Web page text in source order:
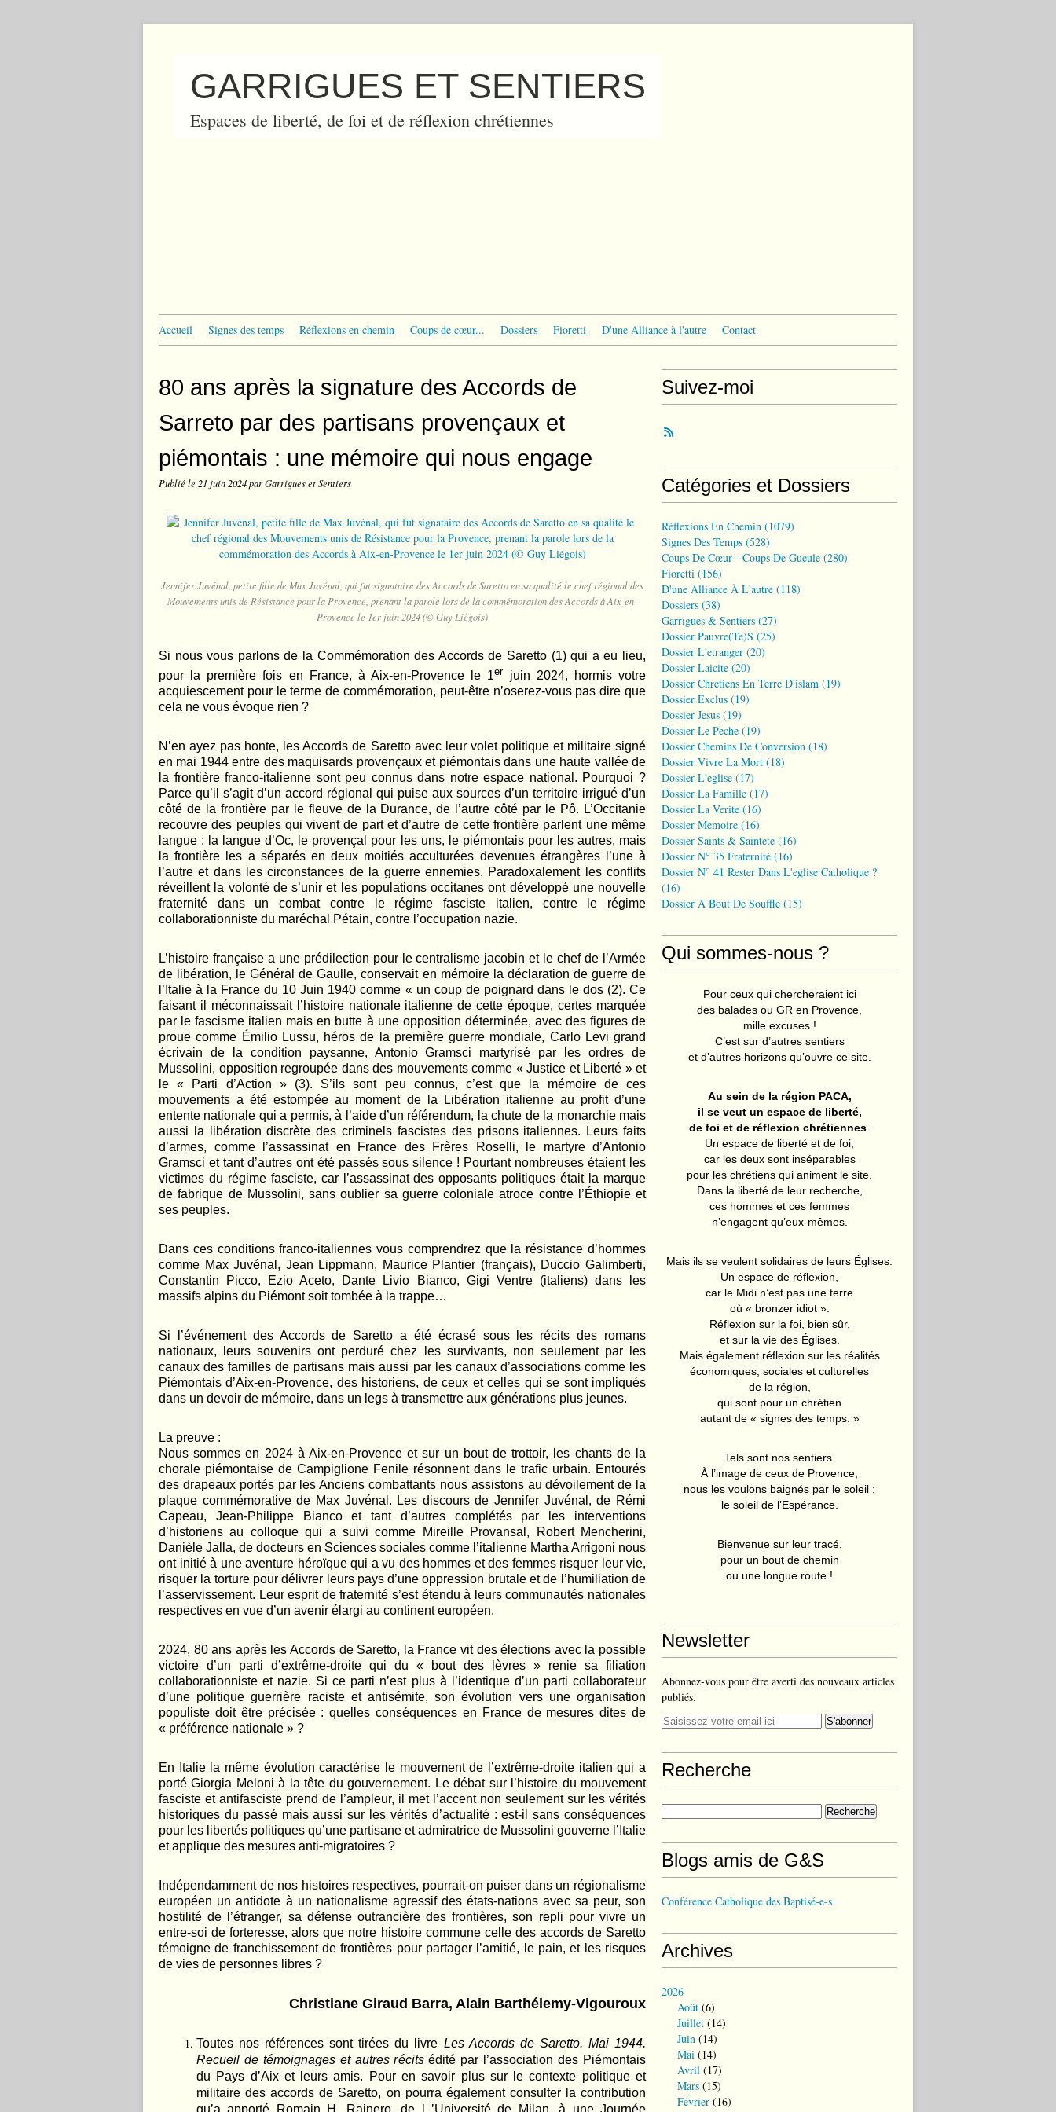
GARRIGUES ET SENTIERS
Espaces de liberté, de foi et de réflexion chrétiennes
Accueil Signes des temps Réflexions en chemin Coups de cœur... Dossiers Fioretti D'une Alliance à l'autre Contact
80 ans après la signature des Accords de
Sarreto par des partisans provençaux et
piémontais : une mémoire qui nous engage
Publié le 21 juin 2024par Garrigues et Sentiers
Jennifer Juvénal, petite fille de Max Juvénal, qui fut signataire des Accords de Saretto en sa qualité le chef régional des
Mouvements unis de Résistance pour la Provence, prenant la parole lors de la commémoration des Accords à Aix-en-
Provence le 1er juin 2024 (© Guy Liégois)
Si nous vous parlons de la Commémoration des Accords de Saretto (1) qui a eu lieu,
pour la première fois en France, à Aix-en-Provence le 1er juin 2024, hormis votre
acquiescement pour le terme de commémoration, peut-être n’oserez-vous pas dire que
cela ne vous évoque rien ?
N’en ayez pas honte, les Accords de Saretto avec leur volet politique et militaire signé
en mai 1944 entre des maquisards provençaux et piémontais dans une haute vallée de
la frontière franco-italienne sont peu connus dans notre espace national. Pourquoi ?
Parce qu’il s’agit d’un accord régional qui puise aux sources d’un territoire irrigué d’un
côté de la frontière par le fleuve de la Durance, de l’autre côté par le Pô. L’Occitanie
recouvre des peuples qui vivent de part et d’autre de cette frontière parlent une même
langue : la langue d’Oc, le provençal pour les uns, le piémontais pour les autres, mais
la frontière les a séparés en deux moitiés acculturées devenues étrangères l’une à
l’autre et dans les circonstances de la guerre ennemies. Paradoxalement les conflits
réveillent la volonté de s’unir et les populations occitanes ont développé une nouvelle
fraternité dans un combat contre le régime fasciste italien, contre le régime
collaborationniste du maréchal Pétain, contre l’occupation nazie.
L’histoire française a une prédilection pour le centralisme jacobin et le chef de l’Armée
de libération, le Général de Gaulle, conservait en mémoire la déclaration de guerre de
l’Italie à la France du 10 Juin 1940 comme « un coup de poignard dans le dos (2). Ce
faisant il méconnaissait l’histoire nationale italienne de cette époque, certes marquée
par le fascisme italien mais en butte à une opposition déterminée, avec des figures de
proue comme Émilio Lussu, héros de la première guerre mondiale, Carlo Levi grand
écrivain de la condition paysanne, Antonio Gramsci martyrisé par les ordres de
Mussolini, opposition regroupée dans des mouvements comme « Justice et Liberté » et
le « Parti d’Action » (3). S’ils sont peu connus, c’est que la mémoire de ces
mouvements a été estompée au moment de la Libération italienne au profit d’une
entente nationale qui a permis, à l’aide d’un référendum, la chute de la monarchie mais
aussi la libération discrète des criminels fascistes des prisons italiennes. Leurs faits
d’armes, comme l’assassinat en France des Frères Roselli, le martyre d’Antonio
Gramsci et tant d’autres ont été passés sous silence ! Pourtant nombreuses étaient les
victimes du régime fasciste, car l’assassinat des opposants politiques était la marque
de fabrique de Mussolini, sans oublier sa guerre coloniale atroce contre l’Éthiopie et
ses peuples.
Dans ces conditions franco-italiennes vous comprendrez que la résistance d’hommes
comme Max Juvénal, Jean Lippmann, Maurice Plantier (français), Duccio Galimberti,
Constantin Picco, Ezio Aceto, Dante Livio Bianco, Gigi Ventre (italiens) dans les
massifs alpins du Piémont soit tombée à la trappe…
Si l’événement des Accords de Saretto a été écrasé sous les récits des romans
nationaux, leurs souvenirs ont perduré chez les survivants, non seulement par les
canaux des familles de partisans mais aussi par les canaux d’associations comme les
Piémontais d’Aix-en-Provence, des historiens, de ceux et celles qui se sont impliqués
dans un devoir de mémoire, dans un legs à transmettre aux générations plus jeunes.
La preuve :
Nous sommes en 2024 à Aix-en-Provence et sur un bout de trottoir, les chants de la
chorale piémontaise de Campiglione Fenile résonnent dans le trafic urbain. Entourés
des drapeaux portés par les Anciens combattants nous assistons au dévoilement de la
plaque commémorative de Max Juvénal. Les discours de Jennifer Juvénal, de Rémi
Capeau, Jean-Philippe Bianco et tant d’autres complétés par les interventions
d’historiens au colloque qui a suivi comme Mireille Provansal, Robert Mencherini,
Danièle Jalla, de docteurs en Sciences sociales comme l’italienne Martha Arrigoni nous
ont initié à une aventure héroïque qui a vu des hommes et des femmes risquer leur vie,
risquer la torture pour délivrer leurs pays d’une oppression brutale et de l’humiliation de
l’asservissement. Leur esprit de fraternité s’est étendu à leurs communautés nationales
respectives en vue d’un avenir élargi au continent européen.
2024, 80 ans après les Accords de Saretto, la France vit des élections avec la possible
victoire d’un parti d’extrême-droite qui du « bout des lèvres » renie sa filiation
collaborationniste et nazie. Si ce parti n’est plus à l’identique d’un parti collaborateur
d’une politique guerrière raciste et antisémite, son évolution vers une organisation
populiste doit être précisée : quelles conséquences en France de mesures dites de
« préférence nationale » ?
En Italie la même évolution caractérise le mouvement de l’extrême-droite italien qui a
porté Giorgia Meloni à la tête du gouvernement. Le débat sur l’histoire du mouvement
fasciste et antifasciste prend de l’ampleur, il met l’accent non seulement sur les vérités
historiques du passé mais aussi sur les vérités d’actualité : est-il sans conséquences
pour les libertés politiques qu’une partisane et admiratrice de Mussolini gouverne l’Italie
et applique des mesures anti-migratoires ?
Indépendamment de nos histoires respectives, pourrait-on puiser dans un régionalisme
européen un antidote à un nationalisme agressif des états-nations avec sa peur, son
hostilité de l’étranger, sa défense outrancière des frontières, son repli pour vivre un
entre-soi de forteresse, alors que notre histoire commune celle des accords de Saretto
témoigne de franchissement de frontières pour partager l’amitié, le pain, et les risques
de vies de personnes libres ?
Christiane Giraud Barra, Alain Barthélemy-Vigouroux
Toutes nos références sont tirées du livre Les Accords de Saretto. Mai 1944.
Recueil de témoignages et autres récitsédité par l’association des Piémontais
du Pays d’Aix et leurs amis. Pour en savoir plus sur le contexte politique et
militaire des accords de Saretto, on pourra également consulter la contribution
Suivez-moi
Catégories et Dossiers
Réflexions En Chemin (1079)
Signes Des Temps (528)
Coups De Cœur - Coups De Gueule (280)
Fioretti (156)
D'une Alliance À L'autre (118)
Dossiers (38)
Garrigues & Sentiers (27)
Dossier Pauvre(te)s (25)
Dossier L'etranger (20)
Dossier Laicite (20)
Dossier Chretiens En Terre D'islam (19)
Dossier Exclus (19)
Dossier Jesus (19)
Dossier Le Peche (19)
Dossier Chemins De Conversion (18)
Dossier Vivre La Mort (18)
Dossier L'eglise (17)
Dossier La Famille (17)
Dossier La Verite (16)
Dossier Memoire (16)
Dossier Saints & Saintete (16)
Dossier N° 35 Fraternité (16)
Dossier N° 41 Rester Dans L'eglise Catholique ?
(16)
Dossier A Bout De Souffle (15)
Qui sommes-nous ?
Pour ceux qui chercheraient ici
des balades ou GR en Provence,
mille excuses !
C’est sur d’autres sentiers
et d’autres horizons qu’ouvre ce site.
Au sein de la région PACA,
il se veut un espace de liberté,
de foi et de réflexion chrétiennes
Un espace de liberté et de foi,
car les deux sont inséparables
pour les chrétiens qui animent le site.
Dans la liberté de leur recherche,
ces hommes et ces femmes
n’engagent qu’eux-mêmes.
Mais ils se veulent solidaires de leurs Églises.
Un espace de réflexion,
car le Midi n’est pas une terre
où « bronzer idiot ».
Réflexion sur la foi, bien sûr,
et sur la vie des Églises.
Mais également réflexion sur les réalités
économiques, sociales et culturelles
de la région,
qui sont pour un chrétien
autant de « signes des temps. »
Tels sont nos sentiers.
À l’image de ceux de Provence,
nous les voulons baignés par le soleil :
le soleil de l’Espérance.
Bienvenue sur leur tracé,
pour un bout de chemin
ou une longue route !
Newsletter
Abonnez-vous pour être averti des nouveaux articles
publiés.
Recherche
Blogs amis de G&S
Conférence Catholique des Baptisé-e-s
Archives
2026
Août (6)
Juillet (14)
Juin (14)
Mai (14)
Avril (17)
Mars (15)
Février (16)